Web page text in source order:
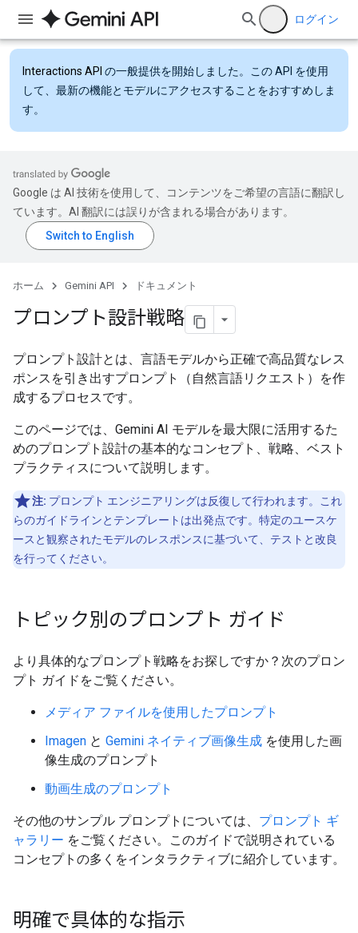
ログイン
Interactions API の一般提供を開始しました。この API を使用
して、最新の機能とモデルにアクセスすることをおすすめしま
す。
Google は AI 技術を使用して、コンテンツをご希望の言語に翻訳し
ています。AI 翻訳には誤りが含まれる場合があります。
ホーム Gemini API ドキュメント
プロンプト設計戦略
プロンプト設計とは、言語モデルから正確で高品質なレス
ポンスを引き出すプロンプト（自然言語リクエスト）を作
成するプロセスです。
このページでは、Gemini AI モデルを最大限に活用するた
めのプロンプト設計の基本的なコンセプト、戦略、ベスト
プラクティスについて説明します。
注: プロンプト エンジニアリングは反復して行われます。これ
らのガイドラインとテンプレートは出発点です。特定のユースケ
ースと観察されたモデルのレスポンスに基づいて、テストと改良
を行ってください。
トピック別のプロンプト ガイド
より具体的なプロンプト戦略をお探しですか？次のプロン
プト ガイドをご覧ください。
メディア ファイルを使用したプロンプト
Imagen と Gemini ネイティブ画像生成 を使用した画
像生成のプロンプト
動画生成のプロンプト
その他のサンプル プロンプトについては、 プロンプト ギ
ャラリー をご覧ください。このガイドで説明されている
コンセプトの多くをインタラクティブに紹介しています。
明確で具体的な指示